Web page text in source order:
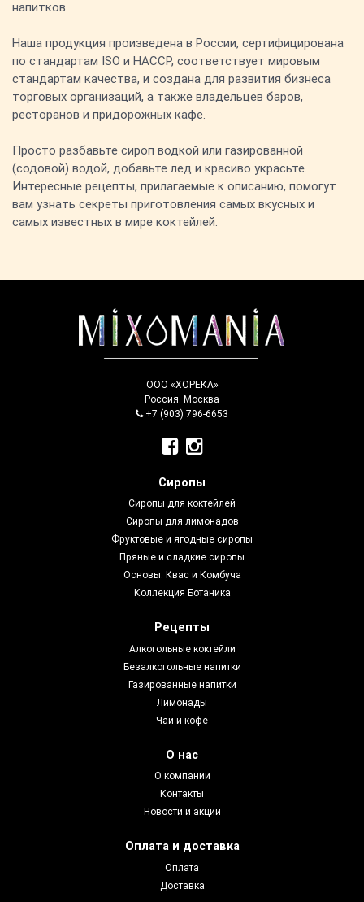
напитков.
Наша продукция произведена в России, сертифицирована
по стандартам ISO и HACCP, соответствует мировым
стандартам качества, и создана для развития бизнеса
торговых организаций, а также владельцев баров,
ресторанов и придорожных кафе.
Просто разбавьте сироп водкой или газированной
(содовой) водой, добавьте лед и красиво украсьте.
Интересные рецепты, прилагаемые к описанию, помогут
вам узнать секреты приготовления самых вкусных и
самых известных в мире коктейлей.
ООО «ХОРЕКА»
Россия. Москва
+7 (903) 796-6653
Сиропы
Сиропы для коктейлей
Сиропы для лимонадов
Фруктовые и ягодные сиропы
Пряные и сладкие сиропы
Основы: Квас и Комбуча
Коллекция Ботаника
Рецепты
Алкогольные коктейли
Безалкогольные напитки
Газированные напитки
Лимонады
Чай и кофе
О нас
О компании
Контакты
Новости и акции
Оплата и доставка
Оплата
Доставка